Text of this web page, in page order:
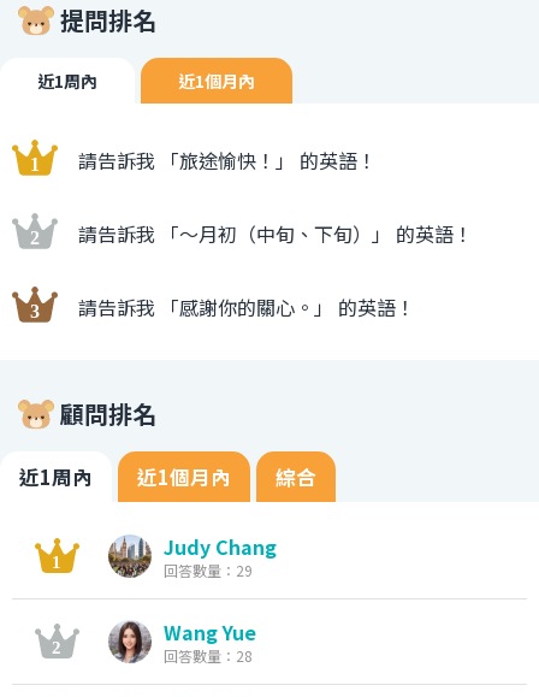
提問排名
近1周內 近1個月內
請告訴我 「旅途愉快！」 的英語！
請告訴我 「〜月初（中旬、下旬）」 的英語！
請告訴我 「感謝你的關心。」 的英語！
顧問排名
近1周內 近1個月內 綜合
Judy Chang
回答數量：29
Wang Yue
回答數量：28